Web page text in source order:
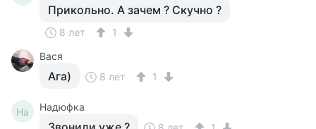
Прикольно. А зачем ? Скучно ?
8 лет
1
Вася
Ага) 8 лет 1
На Надюфка